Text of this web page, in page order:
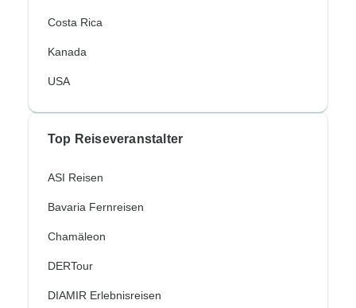
Costa Rica
Kanada
USA
Top Reiseveranstalter
ASI Reisen
Bavaria Fernreisen
Chamäleon
DERTour
DIAMIR Erlebnisreisen